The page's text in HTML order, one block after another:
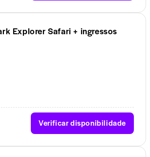
Explorer Safari + ingressos
Verificar disponibilidade